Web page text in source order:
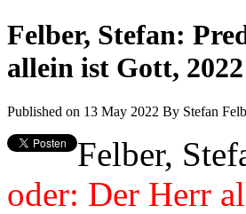
Felber, Stefan:
allein ist Gott, 2022
Published on 13 May 2022 By Stefan
Felber,
oder: Der Herr